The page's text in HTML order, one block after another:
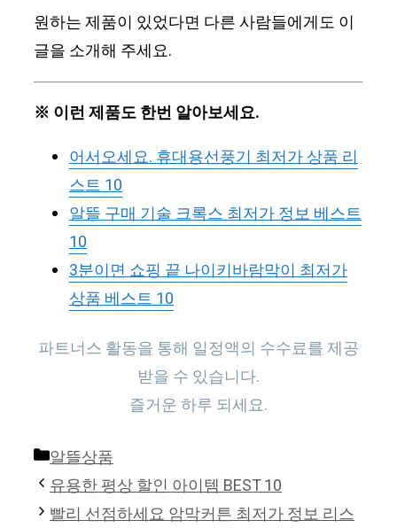
원하는 제품이 있었다면 다른 사람들에게도 이
글을 소개해 주세요.
※ 이런 제품도 한번 알아보세요.
어서오세요. 휴대용선풍기 최저가 상품 리
스트 10
알뜰 구매 기술 크록스 최저가 정보 베스트
10
3분이면 쇼핑 끝 나이키바람막이 최저가
상품 베스트 10
파트너스 활동을 통해 일정액의 수수료를 제공
받을 수 있습니다.
즐거운 하루 되세요.
Categories
알뜰상품
유용한 평상 할인 아이템 BEST 10
빨리 선점하세요 암막커튼 최저가 정보 리스